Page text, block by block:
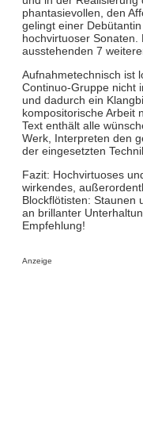
phantasievollen, den
gelingt einer
hochvirtuoser Sonaten.
ausstehenden 7
Aufnahmetechnisch ist
Continuo-Gruppe nicht
und dadurch ein
kompositorische Arbeit
Text enthält alle
Werk, Interpreten den
der eingesetzten
Fazit: Hochvirtuoses
wirkendes,
Blockflötisten: Staunen
an brillanter
Empfehlung!
Anzeige